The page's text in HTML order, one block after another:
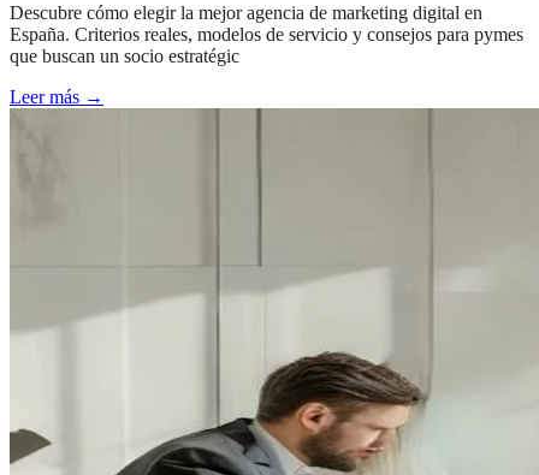
Descubre cómo elegir la mejor agencia de marketing digital en
España. Criterios reales, modelos de servicio y consejos para pymes
que buscan un socio estratégic
Leer más →